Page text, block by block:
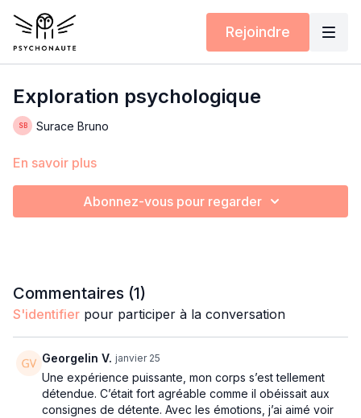
Rejoindre
Exploration psychologique
Surace Bruno
En savoir plus
Abonnez-vous pour regarder
Commentaires (1)
S'identifier pour participer à la conversation
Georgelin V. janvier 25
Une expérience puissante, mon corps s’est tellement
détendue. C’était fort agréable comme il obéissait aux
consignes de détente. Avec les émotions, j’ai aimé voir